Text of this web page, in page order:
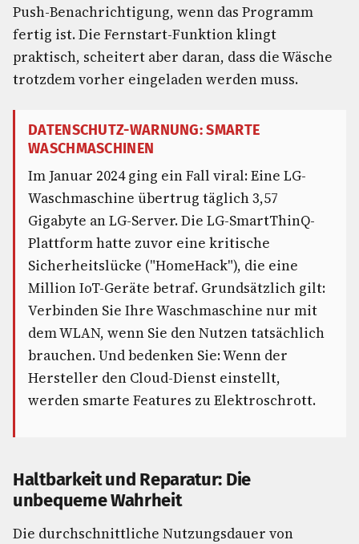
Push-Benachrichtigung, wenn das Programm
fertig ist. Die Fernstart-Funktion klingt
praktisch, scheitert aber daran, dass die Wäsche
trotzdem vorher eingeladen werden muss.
DATENSCHUTZ-WARNUNG: SMARTE
WASCHMASCHINEN
Im Januar 2024 ging ein Fall viral: Eine LG-
Waschmaschine übertrug täglich 3,57
Gigabyte an LG-Server. Die LG-SmartThinQ-
Plattform hatte zuvor eine kritische
Sicherheitslücke ("HomeHack"), die eine
Million IoT-Geräte betraf. Grundsätzlich gilt:
Verbinden Sie Ihre Waschmaschine nur mit
dem WLAN, wenn Sie den Nutzen tatsächlich
brauchen. Und bedenken Sie: Wenn der
Hersteller den Cloud-Dienst einstellt,
werden smarte Features zu Elektroschrott.
Haltbarkeit und Reparatur: Die
unbequeme Wahrheit
Die durchschnittliche Nutzungsdauer von